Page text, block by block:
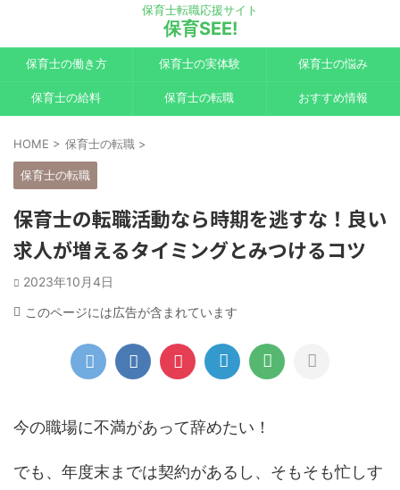
保育士転職応援サイト
保育SEE!
保育士の働き方 保育士の実体験 保育士の悩み
保育士の給料 保育士の転職 おすすめ情報
HOME > 保育士の転職 >
保育士の転職
保育士の転職活動なら時期を逃すな！良い
求人が増えるタイミングとみつけるコツ
2023年10月4日
このページには広告が含まれています
今の職場に不満があって辞めたい！
でも、年度末までは契約があるし、そもそも忙しす